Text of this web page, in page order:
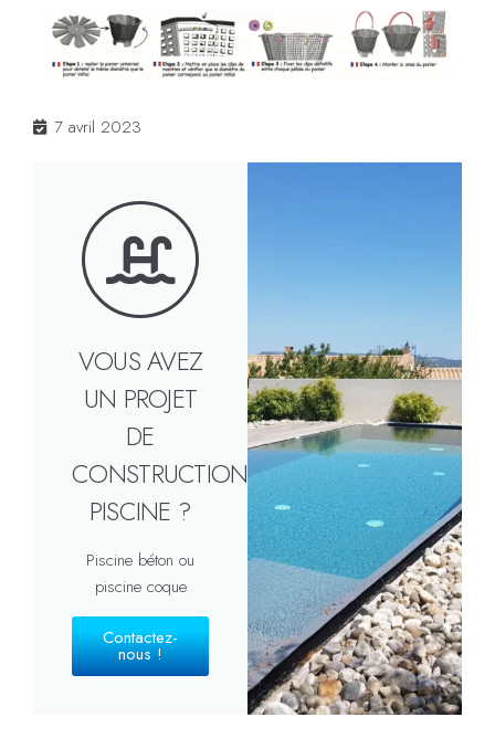
7 avril 2023
VOUS AVEZ
UN PROJET
DE
CONSTRUCTION
PISCINE ?
Piscine béton ou
piscine coque
Contactez-
nous !